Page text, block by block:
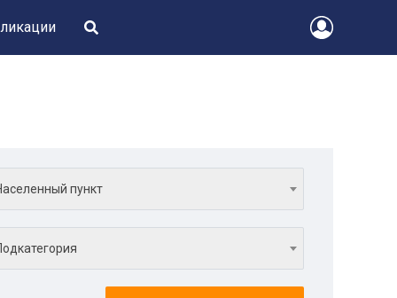
пункт